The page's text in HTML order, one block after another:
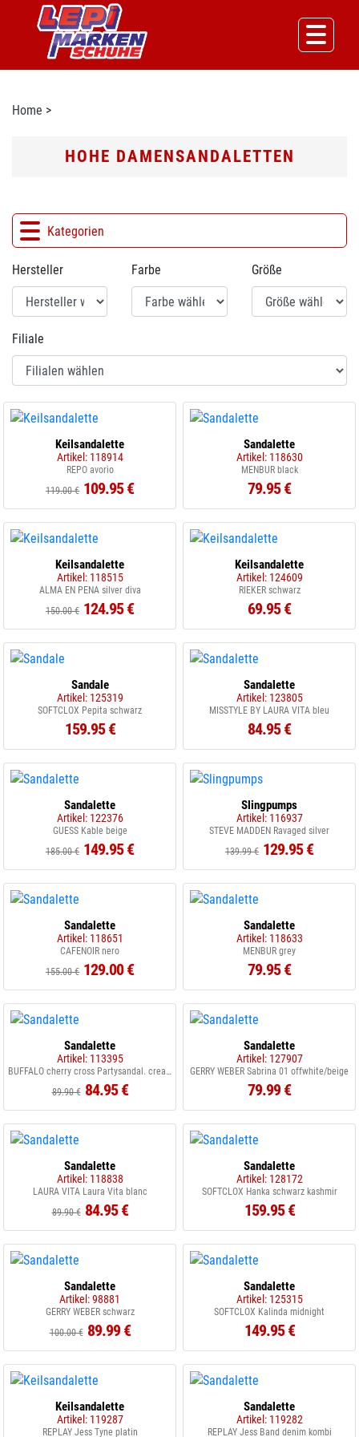
Home >
HOHE DAMENSANDALETTEN
Kategorien
Hersteller Farbe Größe
Filiale
Keilsandalette
Artikel: 118914
REPO avorio
119.00 € 109.95 €
Sandalette
Artikel: 118630
MENBUR black
79.95 €
Keilsandalette
Artikel: 118515
ALMA EN PENA silver diva
150.00 € 124.95 €
Keilsandalette
Artikel: 124609
RIEKER schwarz
69.95 €
Sandale
Artikel: 125319
SOFTCLOX Pepita schwarz
159.95 €
Sandalette
Artikel: 123805
MISSTYLE BY LAURA VITA bleu
84.95 €
Sandalette
Artikel: 122376
GUESS Kable beige
185.00 € 149.95 €
Slingpumps
Artikel: 116937
STEVE MADDEN Ravaged silver
139.99 € 129.95 €
Sandalette
Artikel: 118651
CAFENOIR nero
155.00 € 129.00 €
Sandalette
Artikel: 118633
MENBUR grey
79.95 €
Sandalette
Artikel: 113395
BUFFALO cherry cross Partysandal. cream
89.90 € 84.95 €
Sandalette
Artikel: 127907
GERRY WEBER Sabrina 01 offwhite/beige
79.99 €
Sandalette
Artikel: 118838
LAURA VITA Laura Vita blanc
89.90 € 84.95 €
Sandalette
Artikel: 128172
SOFTCLOX Hanka schwarz kashmir
159.95 €
Sandalette
Artikel: 98881
GERRY WEBER schwarz
100.00 € 89.99 €
Sandalette
Artikel: 125315
SOFTCLOX Kalinda midnight
149.95 €
Keilsandalette
Artikel: 119287
REPLAY Jess Tyne platin
Sandalette
Artikel: 119282
REPLAY Jess Band denim kombi